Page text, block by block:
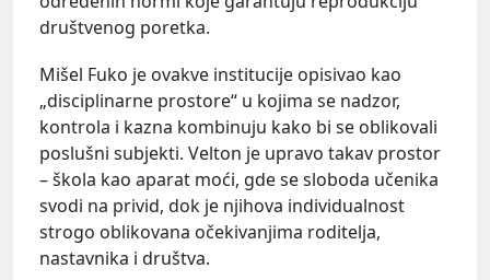
društvenog poretka.
Mišel Fuko je ovakve institucije opisivao kao
„disciplinarne prostore“ u kojima se nadzor,
kontrola i kazna kombinuju kako bi se oblikovali
poslušni subjekti. Velton je upravo takav prostor
– škola kao aparat moći, gde se sloboda učenika
svodi na privid, dok je njihova individualnost
strogo oblikovana očekivanjima roditelja,
nastavnika i društva.